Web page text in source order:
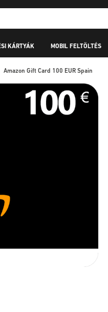
KÁRTYÁK MOBIL FELTÖLTÉS
Amazon Gift Card 100 EUR Spain